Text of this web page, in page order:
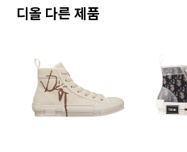
디올 다른 제품